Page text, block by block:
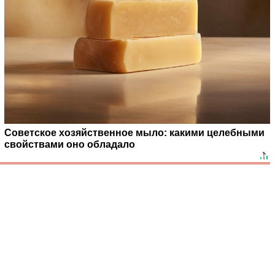
Советское хозяйственное мыло: какими целебными
свойствами оно обладало